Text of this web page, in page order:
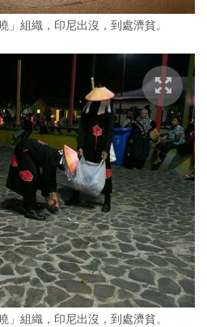
」組織，印尼出沒，到處濟貧。
」組織，印尼出沒，到處濟貧。